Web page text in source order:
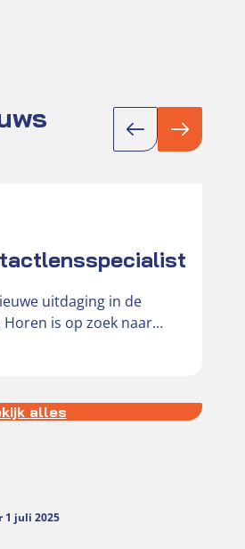
uitdaging in de
Horen is op zoek naar
alles
1 juli 2025